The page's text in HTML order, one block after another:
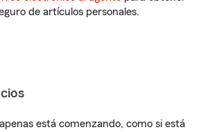
de artículos personales.
está comenzando, como si está